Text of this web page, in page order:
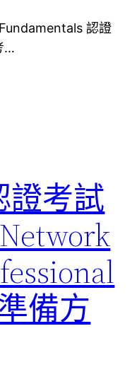
認證
…
證考試
備方